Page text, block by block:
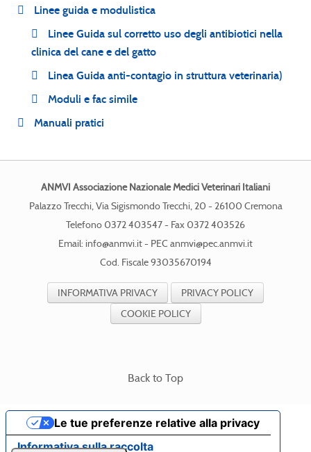
Linee guida e modulistica
Linee Guida sul corretto uso degli antibiotici nella
clinica del cane e del gatto
Linea Guida anti-contagio in struttura veterinaria)
Moduli e fac simile
Manuali pratici
ANMVI Associazione Nazionale Medici Veterinari Italiani
Palazzo Trecchi, Via Sigismondo Trecchi, 20 - 26100 Cremona
Telefono 0372 403547 - Fax 0372 403526
Email: info@anmvi.it- PEC anmvi@pec.anmvi.it
Cod. Fiscale 93035670194
INFORMATIVA PRIVACY
PRIVACY POLICY
COOKIE POLICY
Back to Top
Informativa sulla raccolta
Le tue preferenze relative alla privacy